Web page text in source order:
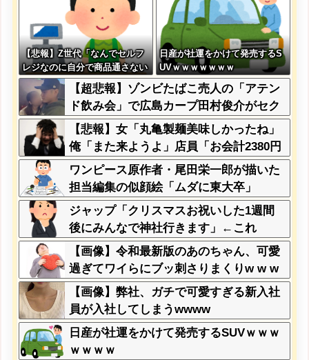
【悲報】Z世代「なんでセルフ
レジなのに自分で商品通さない
といけないんだ」
日産が社運をかけて発売するS
UVｗｗｗｗｗｗｗ
【超悲報】ゾンビたばこ売人の「アテン
ド飲み会」で広島カープ田村俊介がセク
シー女優と寸止めキスｗｗｗ
【悲報】女「丸亀製麺美味しかったね」
俺「また来ようよ」店員「お会計2380円
になりまーす」→その後『こう』なった
んだが俺悪くないよな？？？？？？？？
ワンピース原作者・尾田栄一郎が描いた
担当編集の似顔絵「ムダに東大卒」
ジャップ「クリスマスお祝いした1週間
後にみんなで神社行きます」←これ
【画像】令和最新版のあのちゃん、可愛
過ぎてワイらにブッ刺さりまくりw w w
w w w
【画像】弊社、ガチで可愛すぎる新入社
員が入社してしまうwwww
日産が社運をかけて発売するSUVｗｗｗ
ｗｗｗｗ